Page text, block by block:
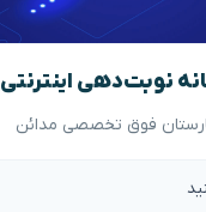
نوبت‌دهی اینترنتی
فوق تخصصی مدائن